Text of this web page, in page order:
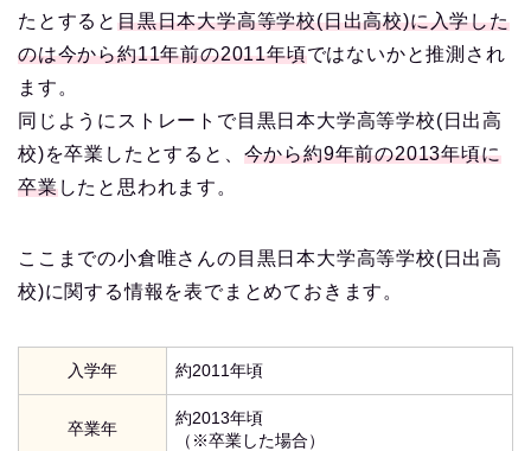
たとすると 目黒日本大学高等学校(日出高校)に入学した
のは今から約11年前の2011年頃ではないかと推測され
ます。
同じようにストレートで目黒日本大学高等学校(日出高
校)を卒業したとすると、 今から約9年前の2013年頃に
卒業したと思われます。
ここまでの小倉唯さんの目黒日本大学高等学校(日出高
校)に関する情報を表でまとめておきます。
入学年 約2011年頃
卒業年
約2013年頃
（※卒業した場合）